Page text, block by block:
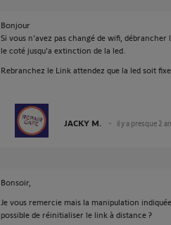
Bonjour
Si vous n'avez pas changé de wifi,
le coté jusqu'a extinction de la led.
Rebranchez le Link attendez que la led soit
JACKY M. il y a presque 2
Bonsoir,
Je vous remercie mais la manipulation
possible de réinitialiser le link à distance ?